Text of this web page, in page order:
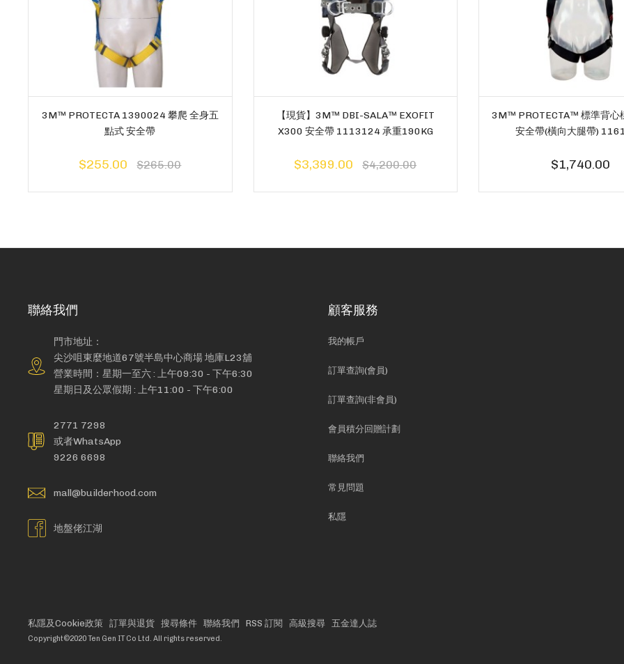
3M™ PROTECTA 1390024 攀爬 全身五
點式 安全帶
$255.00 $265.00
【現貨】3M™ DBI-SALA™ EXOFIT
X300 安全帶 1113124 承重190KG
$3,399.00 $4,200.00
3M™ PROTECTA™ 標準背心
安全帶(橫向大腿帶)
$1,740.00
聯絡我們
門市地址：
尖沙咀東麼地道67號半島中心商場 地庫L23舖
營業時間：星期一至六 : 上午09:30 - 下午6:30
星期日及公眾假期 : 上午11:00 - 下午6:00
2771 7298
或者WhatsApp
9226 6698
mall@builderhood.com
地盤佬江湖
顧客服務
我的帳戶
訂單查詢(會員)
訂單查詢(非會員)
會員積分回贈計劃
聯絡我們
常見問題
私隱
私隱及Cookie政策 訂單與退貨 搜尋條件 聯絡我們 RSS 訂閱 高級搜尋 五金達人誌
Copyright©2020 Ten Gen IT Co Ltd. All rights reserved.